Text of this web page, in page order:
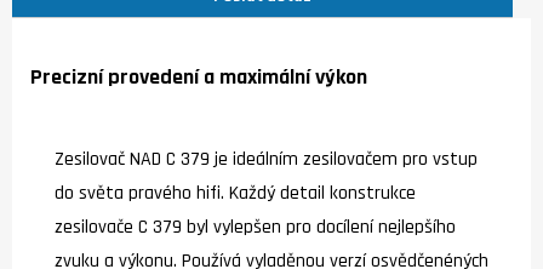
Precizní provedení a maximální výkon
Zesilovač NAD C 379 je ideálním zesilovačem pro vstup
do světa pravého hifi. Každý detail konstrukce
zesilovače C 379 byl vylepšen pro docílení nejlepšího
zvuku a výkonu. Používá vyladěnou verzí osvědčenéných